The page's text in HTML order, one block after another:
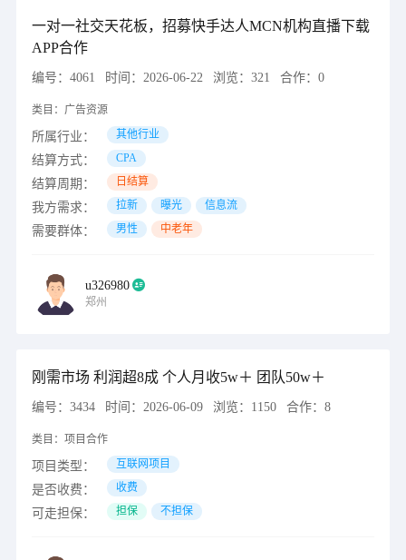
一对一社交天花板，招募快手达人MCN机构直播下载
APP合作
编号： 4061 时间： 2026-06-22 浏览： 321 合作： 0
类目： 广告资源
所属行业： 其他行业
结算方式： CPA
结算周期： 日结算
我方需求： 拉新 曝光 信息流
需要群体： 男性 中老年
u326980
郑州
刚需市场 利润超8成 个人月收5w＋ 团队50w＋
编号： 3434 时间： 2026-06-09 浏览： 1150 合作： 8
类目： 项目合作
项目类型： 互联网项目
是否收费： 收费
可走担保： 担保 不担保